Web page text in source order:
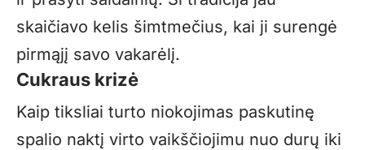
skaičiavo kelis šimtmečius, kai ji surengė
pirmąjį savo vakarėlį.
Cukraus krizė
Kaip tiksliai turto niokojimas paskutinę
spalio naktį virto vaikščiojimu nuo durų iki